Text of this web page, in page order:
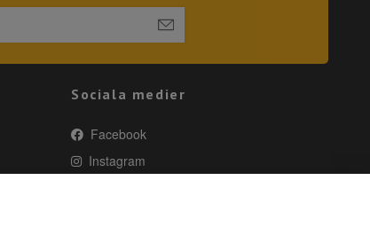
Sociala medier
Facebook
Instagram